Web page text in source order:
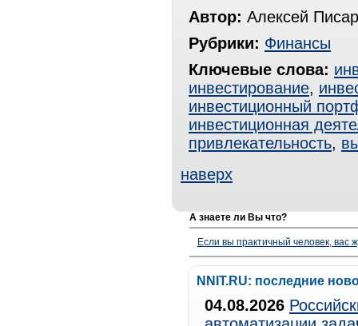
Автор: Алексей
Рубрики: Финансы
Ключевые слова:
инвестирование,
инвестиционный
инвестиционная
привлекательность,
наверх
А знаете ли Вы что?
Если вы практичный человек, вас
NNIT.RU: последние
04.08.2026